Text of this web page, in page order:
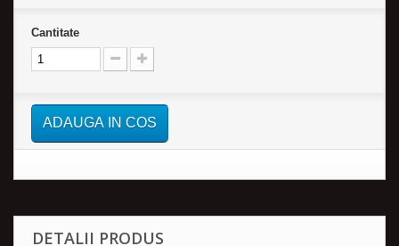
Cantitate
ADAUGA IN COS
DETALII PRODUS